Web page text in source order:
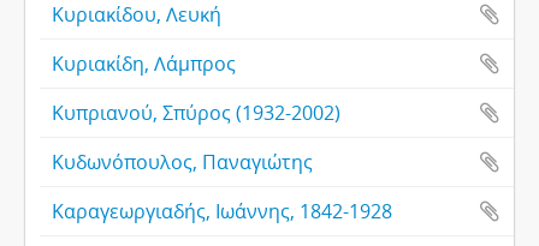
Κυριακίδου, Λευκή
Κυριακίδη, Λάμπρος
Κυπριανού, Σπύρος (1932-2002)
Κυδωνόπουλος, Παναγιώτης
Καραγεωργιαδής, Ιωάννης, 1842-1928